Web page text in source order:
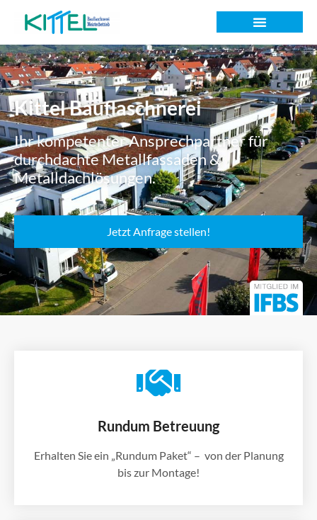
Kittel Bauflaschnerei
Ihr kompetenter Ansprechpartner für
durchdachte Metallfassaden &
Metalldachlösungen.
Jetzt Anfrage stellen!
Rundum Betreuung
Erhalten Sie ein „Rundum Paket“ – von der Planung
bis zur Montage!